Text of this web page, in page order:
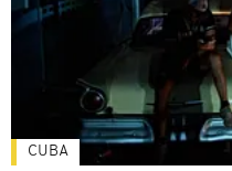
CUBA